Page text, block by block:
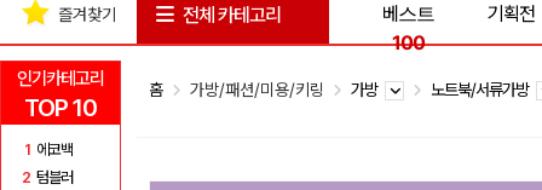
인기카테고리
TOP 10
1 에코백
2 텀블러
즐겨찾기 전체 카테고리
베스트
100
기획전
홈 가방/패션/미용/키링 가방 노트북/서류가방